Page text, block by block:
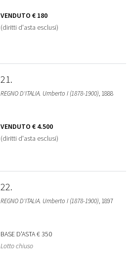
VENDUTO € 180
(diritti d'asta esclusi)
21
REGNO D'ITALIA. Umberto I (1878-1900), 1888
VENDUTO € 4.500
(diritti d'asta esclusi)
22
REGNO D'ITALIA. Umberto I (1878-1900), 1897
BASE D'ASTA€ 350
Lotto chiuso